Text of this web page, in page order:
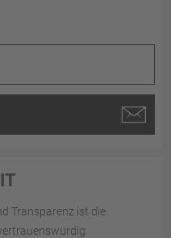
Transparenz ist die